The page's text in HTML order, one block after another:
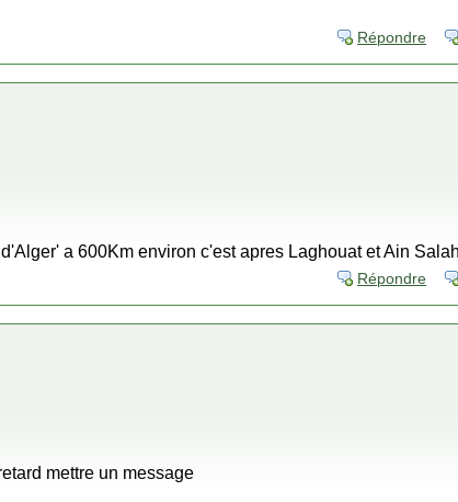
Répondre
a 600Km environ c'est apres Laghouat et Ain
Répondre
mettre un message